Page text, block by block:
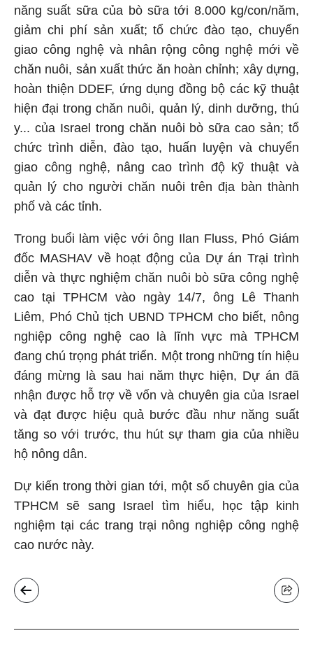
năng suất sữa của bò sữa tới 8.000 kg/con/năm,
giảm chi phí sản xuất; tổ chức đào tạo, chuyển
giao công nghệ và nhân rộng công nghệ mới về
chăn nuôi, sản xuất thức ăn hoàn chỉnh; xây dựng,
hoàn thiện DDEF, ứng dụng đồng bộ các kỹ thuật
hiện đại trong chăn nuôi, quản lý, dinh dưỡng, thú
y... của Israel trong chăn nuôi bò sữa cao sản; tổ
chức trình diễn, đào tạo, huấn luyện và chuyển
giao công nghệ, nâng cao trình độ kỹ thuật và
quản lý cho người chăn nuôi trên địa bàn thành
phố và các tỉnh.
Trong buổi làm việc với ông Ilan Fluss, Phó Giám
đốc MASHAV về hoạt động của Dự án Trại trình
diễn và thực nghiệm chăn nuôi bò sữa công nghệ
cao tại TPHCM vào ngày 14/7, ông Lê Thanh
Liêm, Phó Chủ tịch UBND TPHCM cho biết, nông
nghiệp công nghệ cao là lĩnh vực mà TPHCM
đang chú trọng phát triển. Một trong những tín hiệu
đáng mừng là sau hai năm thực hiện, Dự án đã
nhận được hỗ trợ về vốn và chuyên gia của Israel
và đạt được hiệu quả bước đầu như năng suất
tăng so với trước, thu hút sự tham gia của nhiều
hộ nông dân.
Dự kiến trong thời gian tới, một số chuyên gia của
TPHCM sẽ sang Israel tìm hiểu, học tập kinh
nghiệm tại các trang trại nông nghiệp công nghệ
cao nước này.